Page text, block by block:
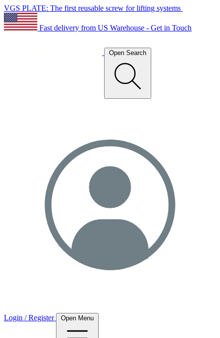
VGS PLATE: The first reusable screw for lifting systems
Fast delivery from US Warehouse - Get in Touch
Open Search
Login / Register Open Menu